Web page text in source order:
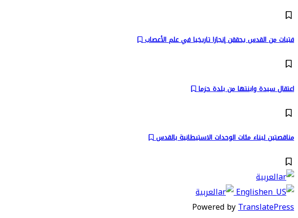
فتيات من القدس يحققن إنجازا تاريخيا في علم الأعصاب
اعتقال سيدة وابنتها من بلدة حزما
مناقصتين لبناء مئات الوحدات الاستيطانية بالقدس
العربية
English
العربية
Powered byTranslatePress